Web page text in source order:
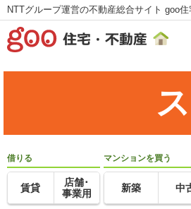
NTTグループ運営の不動産総合サイト goo
借りる
賃貸
店舗･
事業用
マンションを買う
新築 中